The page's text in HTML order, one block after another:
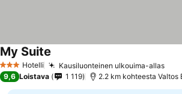
3 Tähtiluokitus
Hotelli Kausiluonteinen ulkouima-allas
My Suite
9,6 Loistava 1 119 2.2 km kohteesta Valtos